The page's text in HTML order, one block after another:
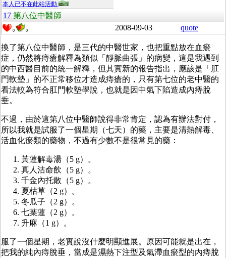
本人已不在此站活動
17 第八位中醫師
0 0 2008-09-03 quote
換了第八位中醫師，是三代的中醫世家，也把重點放在血瘀
症，仍然將痔瘡解釋為類似「靜脈曲張」的病變，這是我遇到
的中西醫目前的統一解釋，但其實新的報告指出，應該是「肛
門軟墊」的不正常移位才造成痔瘡的，只有第七位的老中醫的
看法較為符合肛門軟墊學說，也就是因中氣下陷造成內痔脫
垂。
不過，由於這第八位中醫師說得非常肯定，認為有辦法對付，
所以我就是試服了一個星期（七天）的藥，主要是清熱解毒、
活血化瘀類的藥物，不過有少數不是很常見的藥：
黃蓮解毒湯（5 g）。
真人沽命飲（5 g）。
千金內托散（5 g）。
夏枯草（2 g）。
冬瓜子（2 g）。
七葉蓮（2 g）。
升麻（1 g）。
服了一個星期，老實說沒什麼明顯進展。原因可能就是出在，
把我的純內痔脫垂，當成是濕熱下注型及氣滯血瘀型的內痔脫